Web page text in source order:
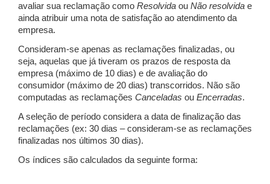
avaliar sua reclamação como Resolvida ou Não resolvida e
ainda atribuir uma nota de satisfação ao atendimento da
empresa.
Consideram-se apenas as reclamações finalizadas, ou
seja, aquelas que já tiveram os prazos de resposta da
empresa (máximo de 10 dias) e de avaliação do
consumidor (máximo de 20 dias) transcorridos. Não são
computadas as reclamações Canceladas ou Encerradas.
A seleção de período considera a data de finalização das
reclamações (ex: 30 dias – consideram-se as reclamações
finalizadas nos últimos 30 dias).
Os índices são calculados da seguinte forma: